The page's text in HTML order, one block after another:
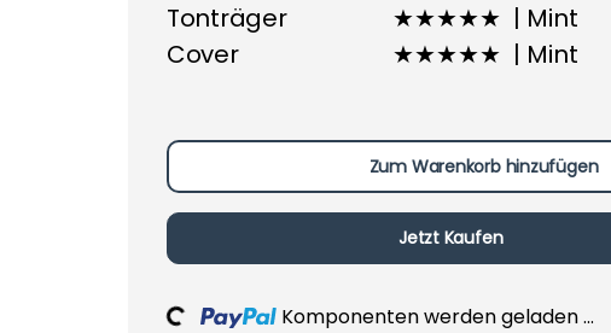
Tonträger
★★★★★ | Mint
Cover
★★★★★ | Mint
Zum Warenkorb hinzufügen
Jetzt Kaufen
Loading... Komponenten werden geladen ...